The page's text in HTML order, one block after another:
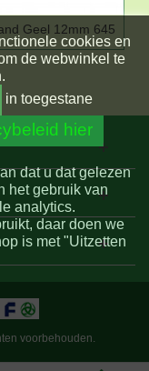
Geel 12mm 645
cookies en
de webwinkel te
in toegestane
hier
dat u dat gelezen
het gebruik van
analytics.
daar doen we
is met "Uitzetten
voorbehouden.